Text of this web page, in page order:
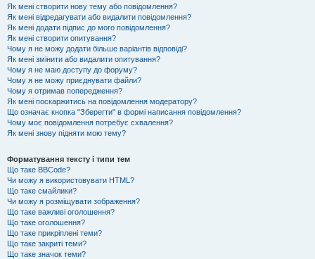
Як мені створити нову тему або повідомлення?
Як мені відредагувати або видалити повідомлення?
Як мені додати підпис до мого повідомлення?
Як мені створити опитування?
Чому я не можу додати більше варіантів відповіді?
Як мені змінити або видалити опитування?
Чому я не маю доступу до форуму?
Чому я не можу приєднувати файли?
Чому я отримав попередження?
Як мені поскаржитись на повідомлення модератору?
Що означає кнопка "Зберегти" в формі написання повідомлення?
Чому моє повідомлення потребує схвалення?
Як мені знову підняти мою тему?
Форматування тексту і типи тем
Що таке BBCode?
Чи можу я використовувати HTML?
Що таке смайлики?
Чи можу я розміщувати зображення?
Що таке важливі оголошення?
Що таке оголошення?
Що таке прикріплені теми?
Що таке закриті теми?
Що таке значок теми?